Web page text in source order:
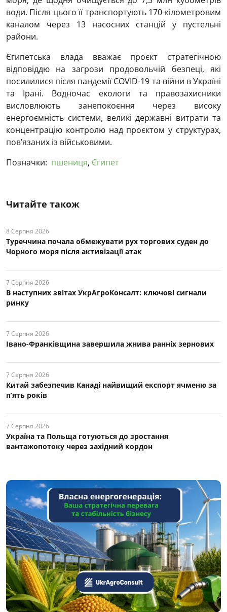
води. Після цього її транспортують 170-кілометровим
каналом через 13 насосних станцій у пустельні
райони.
Єгипетська влада вважає проєкт стратегічною
відповіддю на загрози продовольчій безпеці, які
посилилися після пандемії COVID-19 та війни в Україні
та Ірані. Водночас екологи та правозахисники
висловлюють занепокоєння через високу
енергоємність системи, великі державні витрати та
концентрацію контролю над проєктом у структурах,
пов’язаних із військовими.
Позначки: пшениця, Єгипет
Читайте також
8 Серпня 2026
Туреччина почала обмежувати рух торгових суден до
Чорного моря після активізації атак
7 Серпня 2026
В наступних звітах УкрАгроКонсалт: ключові cигнали
ринку
7 Серпня 2026
Івано-Франківщина завершила жнива ранніх зернових
7 Серпня 2026
Китай забезпечив Канаді найвищий експорт ячменю за
п’ять років
7 Серпня 2026
Україна та Польща готуються до зростання
вантажопотоку через західний кордон